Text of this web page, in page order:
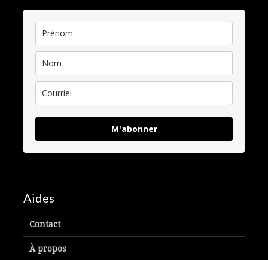
M'abonner
Aides
Contact
À propos